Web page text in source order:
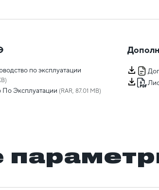
по эксплуатации
По Эксплуатации (RAR, 87.01 MB)